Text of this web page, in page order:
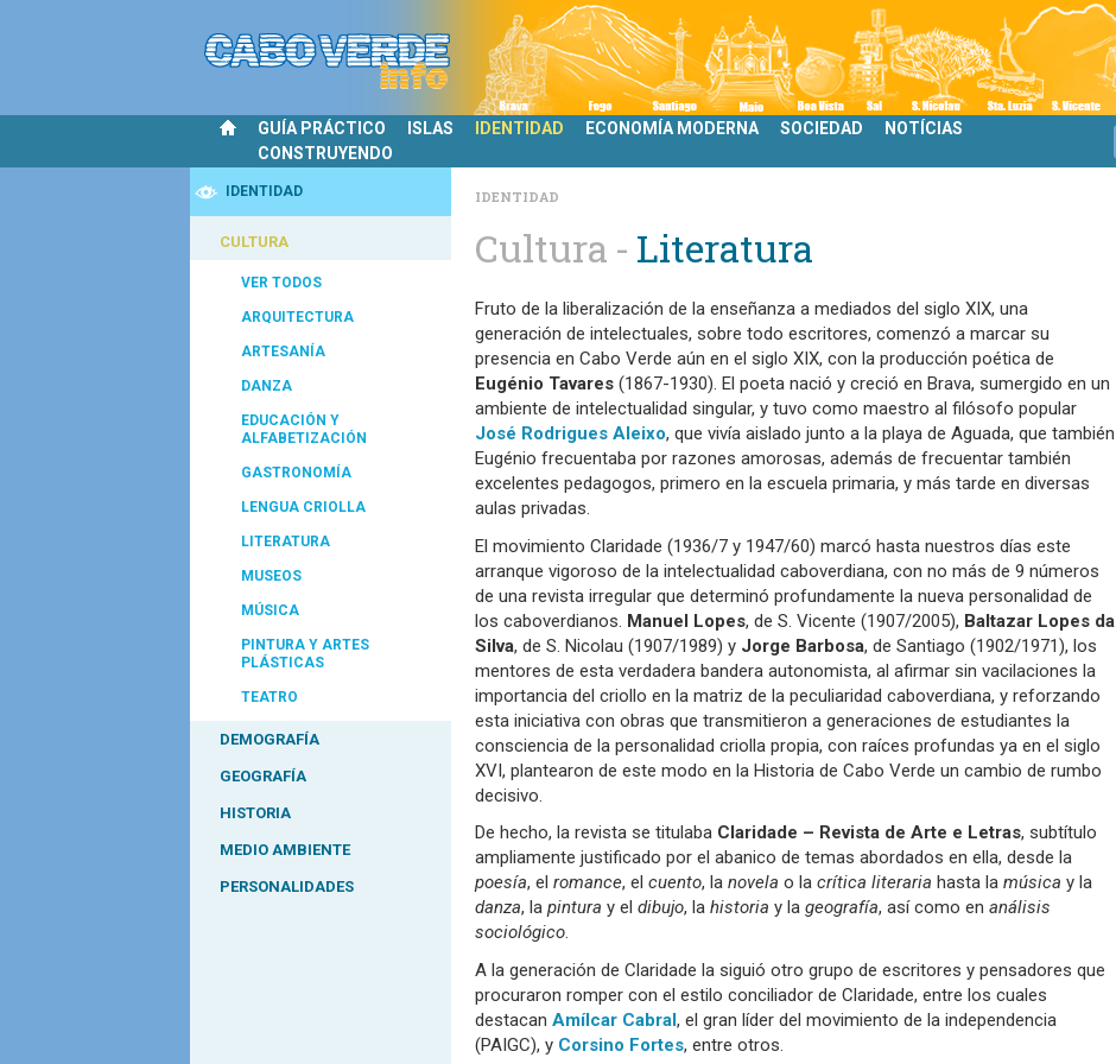
GUÍA PRÁCTICO ISLAS IDENTIDAD ECONOMÍA MODERNA SOCIEDAD
NOTÍCIAS
CONSTRUYENDO
IDENTIDAD
CULTURA
VER TODOS
ARQUITECTURA
ARTESANÍA
DANZA
EDUCACIÓN Y
ALFABETIZACIÓN
GASTRONOMÍA
LENGUA CRIOLLA
LITERATURA
MUSEOS
MÚSICA
PINTURA Y ARTES
PLÁSTICAS
TEATRO
DEMOGRAFÍA
GEOGRAFÍA
HISTORIA
MEDIO AMBIENTE
PERSONALIDADES
IDENTIDAD
Cultura Literatura
Fruto de la liberalización de la enseñanza a mediados del siglo XIX, una
generación de intelectuales, sobre todo escritores, comenzó a marcar su
presencia en Cabo Verde aún en el siglo XIX, con la producción poética de
Eugénio Tavares (1867-1930). El poeta nació y creció en Brava, sumergido en un
ambiente de intelectualidad singular, y tuvo como maestro al filósofo popular
José Rodrigues Aleixo, que vivía aislado junto a la playa de Aguada, que también
Eugénio frecuentaba por razones amorosas, además de frecuentar también
excelentes pedagogos, primero en la escuela primaria, y más tarde en diversas
aulas privadas.
El movimiento Claridade (1936/7 y 1947/60) marcó hasta nuestros días este
arranque vigoroso de la intelectualidad caboverdiana, con no más de 9 números
de una revista irregular que determinó profundamente la nueva personalidad de
los caboverdianos. Manuel Lopes, de S. Vicente (1907/2005), Baltazar Lopes da
Silva, de S. Nicolau (1907/1989) y Jorge Barbosa, de Santiago (1902/1971), los
mentores de esta verdadera bandera autonomista, al afirmar sin vacilaciones la
importancia del criollo en la matriz de la peculiaridad caboverdiana, y reforzando
esta iniciativa con obras que transmitieron a generaciones de estudiantes la
consciencia de la personalidad criolla propia, con raíces profundas ya en el siglo
XVI, plantearon de este modo en la Historia de Cabo Verde un cambio de rumbo
decisivo.
De hecho, la revista se titulaba Claridade – Revista de Arte e Letras, subtítulo
ampliamente justificado por el abanico de temas abordados en ella, desde la
poesía, el romance, el cuento, la novela o la crítica literaria hasta la música y la
danza, la pintura y el dibujo, la historia y la geografía, así como en análisis
sociológico.
A la generación de Claridade la siguió otro grupo de escritores y pensadores que
procuraron romper con el estilo conciliador de Claridade, entre los cuales
destacan Amílcar Cabral, el gran líder del movimiento de la independencia
(PAIGC), y Corsino Fortes, entre otros.